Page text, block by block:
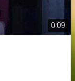
0:09